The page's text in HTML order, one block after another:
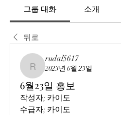
그룹 대화 소개
뒤로
rudal5617
rudal5617
2023년 6월 23일
6월23일 홍보
작성자; 카이도
수급자; 카이도